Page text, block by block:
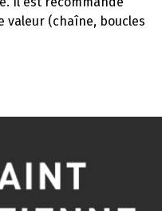
valeur (chaîne, boucles